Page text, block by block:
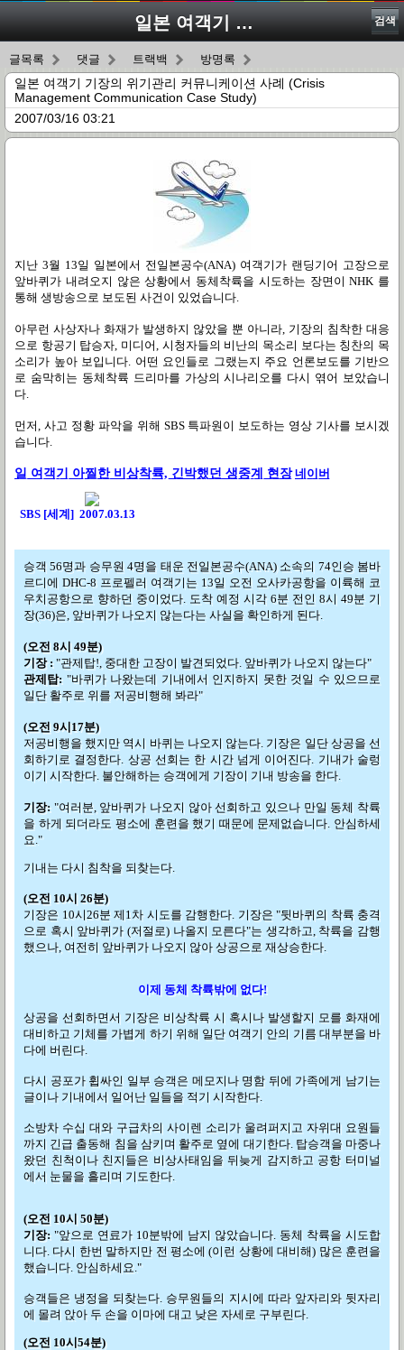
일본 여객기 기장의 위기관리 커뮤니케이션 사례 (Crisis Management Communication Case Study) 검색
글목록 댓글 트랙백 방명록
일본 여객기 기장의 위기관리 커뮤니케이션 사례 (Crisis
Management Communication Case Study)
2007/03/16 03:21
지난 3월 13일 일본에서 전일본공수(ANA) 여객기가 랜딩기어 고장으로
앞바퀴가 내려오지 않은 상황에서 동체착륙을 시도하는 장면이 NHK 를
통해 생방송으로 보도된 사건이 있었습니다.
아무런 사상자나 화재가 발생하지 않았을 뿐 아니라, 기장의 침착한 대응
으로 항공기 탑승자, 미디어, 시청자들의 비난의 목소리 보다는 칭찬의 목
소리가 높아 보입니다. 어떤 요인들로 그랬는지 주요 언론보도를 기반으
로 숨막히는 동체착륙 드리마를 가상의 시나리오를 다시 엮어 보았습니
다.
먼저, 사고 정황 파악을 위해 SBS 특파원이 보도하는 영상 기사를 보시겠
습니다.
일 여객기 아찔한 비상착륙, 긴박했던 생중계 현장 네이버
SBS [세계] 2007.03.13
승객 56명과 승무원 4명을 태운 전일본공수(ANA) 소속의 74인승 봄바
르디에 DHC-8 프로펠러 여객기는 13일 오전 오사카공항을 이륙해 코
우치공항으로 향하던 중이었다. 도착 예정 시각 6분 전인 8시 49분 기
장(36)은, 앞바퀴가 나오지 않는다는 사실을 확인하게 된다.
(오전 8시 49분)
기장 :"관제탑!, 중대한 고장이 발견되었다. 앞바퀴가 나오지 않는다"
관제탑:"바퀴가 나왔는데 기내에서 인지하지 못한 것일 수 있으므로
일단 활주로 위를 저공비행해 봐라"
(오전 9시17분)
저공비행을 했지만 역시 바퀴는 나오지 않는다. 기장은 일단 상공을 선
회하기로 결정한다. 상공 선회는 한 시간 넘게 이어진다. 기내가 술렁
이기 시작한다. 불안해하는 승객에게 기장이 기내 방송을 한다.
기장:"여러분, 앞바퀴가 나오지 않아 선회하고 있으나 만일 동체 착륙
을 하게 되더라도 평소에 훈련을 했기 때문에 문제없습니다. 안심하세
요."
기내는 다시 침착을 되찾는다.
(오전 10시 26분)
기장은 10시26분 제1차 시도를 감행한다. 기장은 "뒷바퀴의 착륙 충격
으로 혹시 앞바퀴가 (저절로) 나올지 모른다"는 생각하고, 착륙을 감행
했으나, 여전히 앞바퀴가 나오지 않아 상공으로 재상승한다.
이제 동체 착륙밖에 없다!
상공을 선회하면서 기장은 비상착륙 시 혹시나 발생할지 모를 화재에
대비하고 기체를 가볍게 하기 위해 일단 여객기 안의 기름 대부분을 바
다에 버린다.
다시 공포가 휩싸인 일부 승객은 메모지나 명함 뒤에 가족에게 남기는
글이나 기내에서 일어난 일들을 적기 시작한다.
소방차 수십 대와 구급차의 사이렌 소리가 울려퍼지고 자위대 요원들
까지 긴급 출동해 침을 삼키며 활주로 옆에 대기한다. 탑승객을 마중나
왔던 친척이나 친지들은 비상사태임을 뒤늦게 감지하고 공항 터미널
에서 눈물을 흘리며 기도한다.
(오전 10시 50분)
기장:"앞으로 연료가 10분밖에 남지 않았습니다. 동체 착륙을 시도합
니다. 다시 한번 말하지만 전 평소에 (이런 상황에 대비해) 많은 훈련을
했습니다. 안심하세요."
승객들은 냉정을 되찾는다. 승무원들의 지시에 따라 앞자리와 뒷자리
에 몰려 앉아 두 손을 이마에 대고 낮은 자세로 구부린다.
(오전 10시54분)